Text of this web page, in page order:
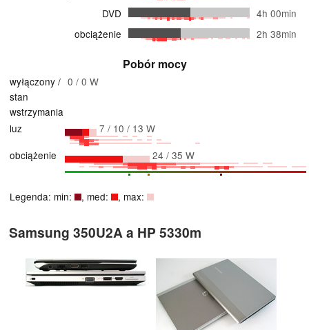
DVD
4h 00min
obciążenie
2h 38min
Pobór mocy
wyłączony /
stan
wstrzymania
0 / 0 W
luz
7 / 10 / 13 W
obciążenie
24 / 35 W
Legenda: min: , med: , max:
Samsung 350U2A a HP 5330m